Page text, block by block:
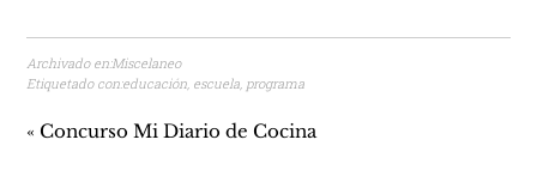
Archivado en:Miscelaneo
Etiquetado con:educación escuela programa
« Concurso Mi Diario de Cocina